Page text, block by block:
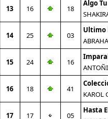
13 16 18
Algo Tu
14 25 03
Ultimo
15 24 16
16 18 41
KAROL
17 17 05
Hasta